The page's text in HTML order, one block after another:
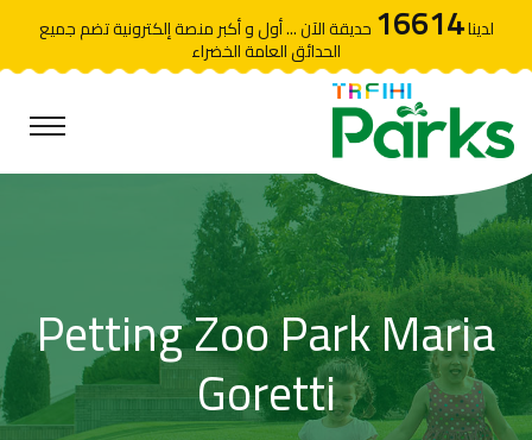
لدينا16614 حديقة الآن ... أول و أكبر منصة إلكترونية تضم جميع
الحدائق العامة الخضراء
Petting Zoo Park Maria
Goretti